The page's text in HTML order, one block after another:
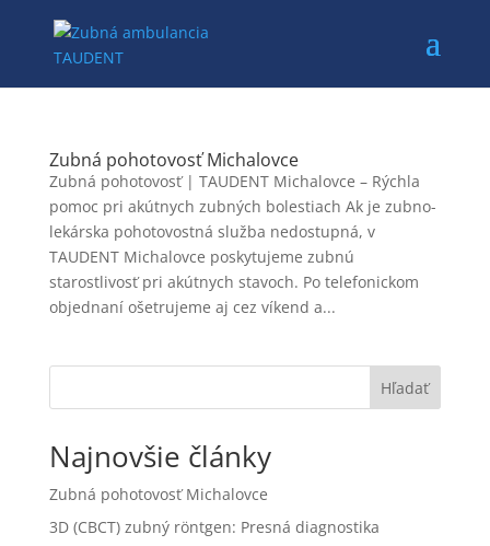
Zubná pohotovosť Michalovce
Zubná pohotovosť | TAUDENT Michalovce – Rýchla
pomoc pri akútnych zubných bolestiach Ak je zubno-
lekárska pohotovostná služba nedostupná, v
TAUDENT Michalovce poskytujeme zubnú
starostlivosť pri akútnych stavoch. Po telefonickom
objednaní ošetrujeme aj cez víkend a...
Hľadať
Najnovšie články
Zubná pohotovosť Michalovce
3D (CBCT) zubný röntgen: Presná diagnostika